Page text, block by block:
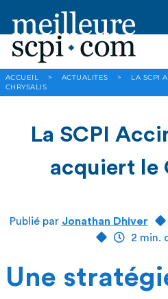
ACCUEIL > ACTUALITES >
LA SCPI
CHRYSALIS
La SCPI
acquiert le
Publié par Jonathan Dhiver
2 min.
Une